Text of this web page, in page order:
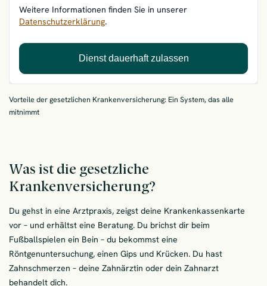
Weitere Informationen finden Sie in unserer
Datenschutzerklärung.
Dienst dauerhaft zulassen
Vorteile der gesetzlichen Krankenversicherung: Ein System, das alle
mitnimmt
Was ist die gesetzliche
Krankenversicherung?
Du gehst in eine Arztpraxis, zeigst deine Krankenkassenkarte
vor – und erhältst eine Beratung. Du brichst dir beim
Fußballspielen ein Bein – du bekommst eine
Röntgenuntersuchung, einen Gips und Krücken. Du hast
Zahnschmerzen – deine Zahnärztin oder dein Zahnarzt
behandelt dich.